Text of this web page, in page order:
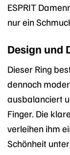
ESPRIT
nur ein
Design und
Dieser Ring
dennoch
ausbalanciert
Finger. Die
verleihen ihm
Schönheit